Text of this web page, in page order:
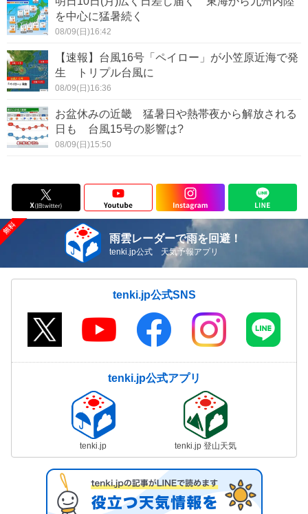
を中心に猛暑続く
08/09(日)16:42
【速報】台風16号「ペイロー」が小笠原近海で発
生 トリプル台風に
08/09(日)16:36
お盆休みの近畿 猛暑日や熱帯夜から解放される
日も 台風15号の影響は?
08/09(日)15:50
雨雲レーダーで雨を回避！
tenki.jp公式 天気予報アプリ
tenki.jp公式SNS
tenki.jp公式アプリ
tenki.jp tenki.jp 登山天気